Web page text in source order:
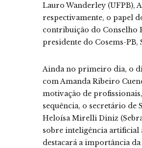
Lauro Wanderley (UFPB),
respectivamente, o papel
contribuição do Conselho
presidente do Cosems-PB,
Ainda no primeiro dia, o
com Amanda Ribeiro
motivação de
sequência, o secretário de
Heloísa Mirelli Diniz
sobre inteligência artificial
destacará a importância